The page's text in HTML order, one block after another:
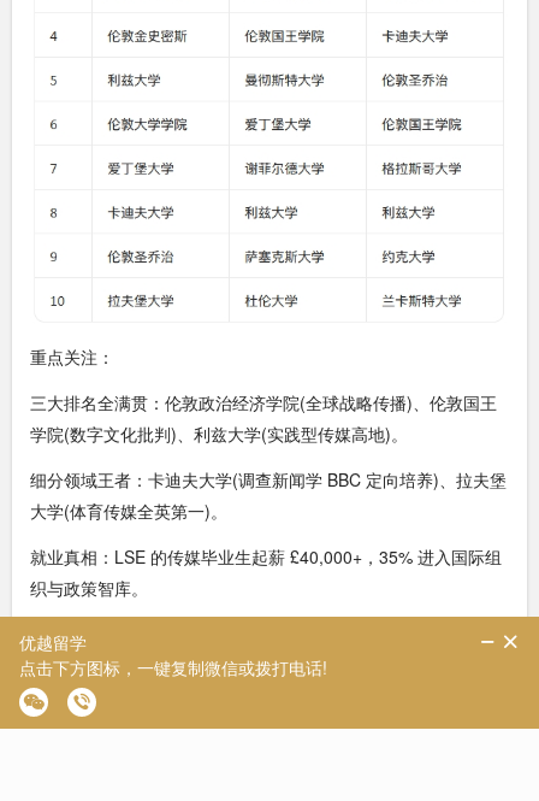
重点关注：
三大排名全满贯：伦敦政治经济学院(全球战略传播)、伦敦国王
学院(数字文化批判)、利兹大学(实践型传媒高地)。
细分领域王者：卡迪夫大学(调查新闻学 BBC 定向培养)、拉夫堡
大学(体育传媒全英第一)。
就业真相：LSE 的传媒毕业生起薪 £40,000+，35% 进入国际组
织与政策智库。
3. 教育学